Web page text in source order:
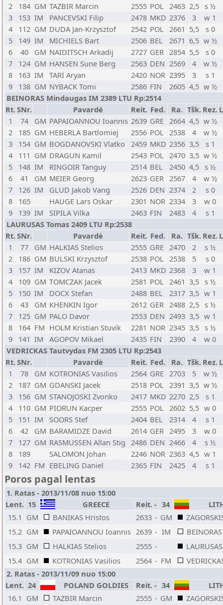
2
184 GM TAZBIR Marcin 2555 POL 2463 2,5 s ½
3
153 IM PANCEVSKI Filip 2478 MKD 2376 3
w 1
4
112 GM DUDA Jan-Krzysztof 2542 POL 2661 5,5
s 0
5
149 IM MICHIELS Bart 2506 BEL 2671 6,5 w ½
6
40 GM NAIDITSCH Arkadij 2727 GER 2854 5,5
s 0
7
124 GM HANSEN Sune Berg 2563 DEN 2569 4
w ½
8
163 IM TARI Aryan 2420 NOR 2395 3
s 1
9
138 GM NYBACK Tomi 2586 FIN 2605 4,5 w ½
BEINORAS Mindaugas IM 2389 LTU Rp:2514
Rt.SNr. Pavardė Reit. Fed. Ra. Tšk. Rez.
1
74 GM PAPAIOANNOU Ioannis 2639 GRE 2664 4,5 w ½
2
185 GM HEBERLA Bartlomiej 2556 POL 2538 4
w ½
3
154 GM BOGDANOVSKI Vlatko 2459 MKD 2356 3,5
s 1
4
111 GM DRAGUN Kamil 2543 POL 2470 3,5 w ½
5
148 IM RINGOIR Tanguy 2514 BEL 2450 4,5 s ½
6
41 GM MEIER Georg 2623 GER 2567 4
w ½
7
126 IM GLUD Jakob Vang 2526 DEN 2374 2
s 0
8
165 HAUGE Lars Oskar 2301 NOR 2334 3
w 0
9
139 IM SIPILA Vilka 2463 FIN 2483 4
s 1
LAURUSAS Tomas 2409 LTU Rp:2538
Rt.SNr. Pavardė Reit. Fed. Ra. Tšk. Rez.
1
77 GM HALKIAS Stelios 2555 GRE 2470 2
s ½
2
186 GM BULSKI Krzysztof 2538 POL 2538 5
s 0
3
157 IM KIZOV Atanas 2413 MKD 2368 3
w 1
4
109 GM TOMCZAK Jacek 2581 POL 2461 3,5 s ½
5
150 IM DOCX Stefan 2488 BEL 2317 3,5 w 1
6
43 GM KHENKIN Igor 2612 GER 2488 2,5 s ½
7
125 GM PALO Davor 2553 DEN 2493 3,5 w 1
8
164 FM HOLM Kristian Stuvik 2281 NOR 2345 3,5 s ½
9
141 IM AGOPOV Mikael 2435 FIN 2390 4
w 0
VEDRICKAS Tautvydas FM 2305 LTU Rp:2543
Rt.SNr. Pavardė Reit. Fed. Ra. Tšk. Rez.
1
78 GM KOTRONIAS Vasilios 2564 GRE 2703 5
w ½
2
187 GM GDANSKI Jacek 2518 POL 2391 3,5 w ½
3
156 GM STANOJOSKI Zvonko 2417 MKD 2270 2,5
s 1
4
110 GM PIORUN Kacper 2555 POL 2602 5,5 w 0
5
151 IM SOORS Stef 2404 BEL 2314 4
s 1
6
42 GM BARAMIDZE David 2614 GER 2495 3
w 0
7
127 GM RASMUSSEN Allan Stig 2486 DEN 2466 4
s ½
8
189 SALOMON Johan 2246 NOR 2363 4,5 w 1
9
142 FM EBELING Daniel 2365 FIN 2425 4 s 1
Poros pagal lentas
1. Ratas - 2013/11/08 nuo 15:00
Lent. 15 GREECE Reit. - 34
15.1 GM BANIKAS Hristos 2633 - GM
15.2 GM PAPAIOANNOU Ioannis 2639 - IM
15.3 GM HALKIAS Stelios 2555 -
15.4 GM KOTRONIAS Vasilios 2564 - FM
2. Ratas - 2013/11/09 nuo 15:00
Lent. 24 POLAND GOLDIES Reit. - 34
16.1 GM TAZBIR Marcin 2555 - GM